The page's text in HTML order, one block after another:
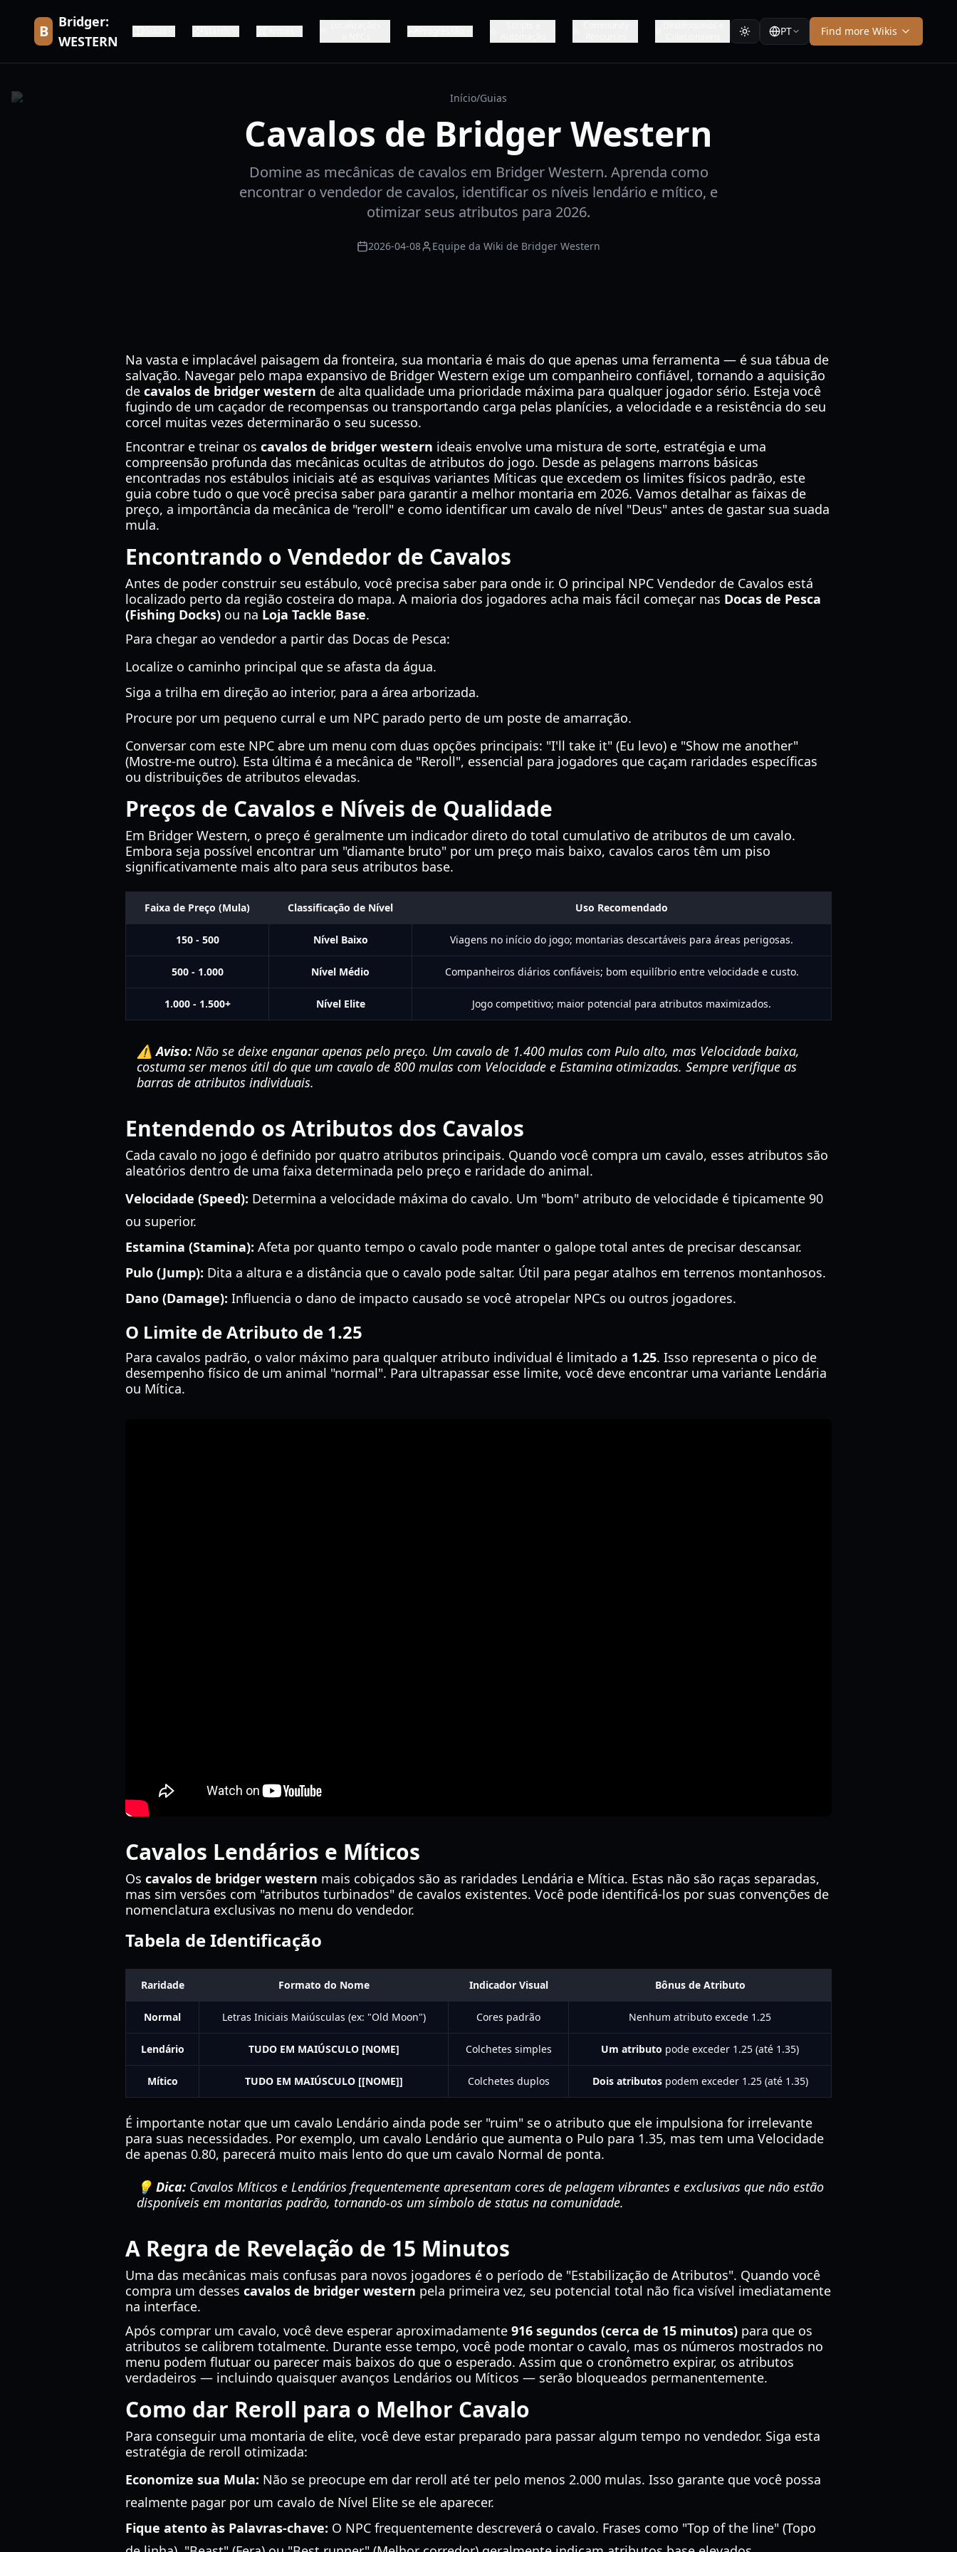
B
Bridger:
WESTERN
PT Find more Wikis
Início/Guias
Cavalos de Bridger Western
Domine as mecânicas de cavalos em Bridger Western. Aprenda como
encontrar o vendedor de cavalos, identificar os níveis lendário e mítico, e
otimizar seus atributos para 2026.
2026-04-08 Equipe da Wiki de Bridger Western
Na vasta e implacável paisagem da fronteira, sua montaria é mais do que apenas uma ferramenta — é sua tábua de
salvação. Navegar pelo mapa expansivo de Bridger Western exige um companheiro confiável, tornando a aquisição
de cavalos de bridger western de alta qualidade uma prioridade máxima para qualquer jogador sério. Esteja você
fugindo de um caçador de recompensas ou transportando carga pelas planícies, a velocidade e a resistência do seu
corcel muitas vezes determinarão o seu sucesso.
Encontrar e treinar os cavalos de bridger western ideais envolve uma mistura de sorte, estratégia e uma
compreensão profunda das mecânicas ocultas de atributos do jogo. Desde as pelagens marrons básicas
encontradas nos estábulos iniciais até as esquivas variantes Míticas que excedem os limites físicos padrão, este
guia cobre tudo o que você precisa saber para garantir a melhor montaria em 2026. Vamos detalhar as faixas de
preço, a importância da mecânica de "reroll" e como identificar um cavalo de nível "Deus" antes de gastar sua suada
mula.
Encontrando o Vendedor de Cavalos
Antes de poder construir seu estábulo, você precisa saber para onde ir. O principal NPC Vendedor de Cavalos está
localizado perto da região costeira do mapa. A maioria dos jogadores acha mais fácil começar nas Docas de Pesca
(Fishing Docks) ou na Loja Tackle Base.
Para chegar ao vendedor a partir das Docas de Pesca:
Localize o caminho principal que se afasta da água.
Siga a trilha em direção ao interior, para a área arborizada.
Procure por um pequeno curral e um NPC parado perto de um poste de amarração.
Conversar com este NPC abre um menu com duas opções principais: "I'll take it" (Eu levo) e "Show me another"
(Mostre-me outro). Esta última é a mecânica de "Reroll", essencial para jogadores que caçam raridades específicas
ou distribuições de atributos elevadas.
Preços de Cavalos e Níveis de Qualidade
Em Bridger Western, o preço é geralmente um indicador direto do total cumulativo de atributos de um cavalo.
Embora seja possível encontrar um "diamante bruto" por um preço mais baixo, cavalos caros têm um piso
significativamente mais alto para seus atributos base.
Faixa de Preço (Mula) Classificação de Nível Uso Recomendado
150 - 500 Nível Baixo Viagens no início do jogo; montarias descartáveis para áreas perigosas.
500 - 1.000 Nível Médio Companheiros diários confiáveis; bom equilíbrio entre velocidade e custo.
1.000 - 1.500+ Nível Elite Jogo competitivo; maior potencial para atributos maximizados.
⚠️ Aviso: Não se deixe enganar apenas pelo preço. Um cavalo de 1.400 mulas com Pulo alto, mas Velocidade baixa,
costuma ser menos útil do que um cavalo de 800 mulas com Velocidade e Estamina otimizadas. Sempre verifique as
barras de atributos individuais.
Entendendo os Atributos dos Cavalos
Cada cavalo no jogo é definido por quatro atributos principais. Quando você compra um cavalo, esses atributos são
aleatórios dentro de uma faixa determinada pelo preço e raridade do animal.
Velocidade (Speed): Determina a velocidade máxima do cavalo. Um "bom" atributo de velocidade é tipicamente 90
ou superior.
Estamina (Stamina): Afeta por quanto tempo o cavalo pode manter o galope total antes de precisar descansar.
Pulo (Jump): Dita a altura e a distância que o cavalo pode saltar. Útil para pegar atalhos em terrenos montanhosos.
Dano (Damage): Influencia o dano de impacto causado se você atropelar NPCs ou outros jogadores.
O Limite de Atributo de 1.25
Para cavalos padrão, o valor máximo para qualquer atributo individual é limitado a 1.25. Isso representa o pico de
desempenho físico de um animal "normal". Para ultrapassar esse limite, você deve encontrar uma variante Lendária
ou Mítica.
Cavalos Lendários e Míticos
Os cavalos de bridger western mais cobiçados são as raridades Lendária e Mítica. Estas não são raças separadas,
mas sim versões com "atributos turbinados" de cavalos existentes. Você pode identificá-los por suas convenções de
nomenclatura exclusivas no menu do vendedor.
Tabela de Identificação
Raridade Formato do Nome Indicador Visual Bônus de Atributo
Normal Letras Iniciais Maiúsculas (ex: "Old Moon") Cores padrão Nenhum atributo excede 1.25
Lendário TUDO EM MAIÚSCULO [NOME] Colchetes simples Um atributo pode exceder 1.25 (até 1.35)
Mítico TUDO EM MAIÚSCULO [[NOME]] Colchetes duplos Dois atributospodem exceder 1.25 (até 1.35)
É importante notar que um cavalo Lendário ainda pode ser "ruim" se o atributo que ele impulsiona for irrelevante
para suas necessidades. Por exemplo, um cavalo Lendário que aumenta o Pulo para 1.35, mas tem uma Velocidade
de apenas 0.80, parecerá muito mais lento do que um cavalo Normal de ponta.
💡 Dica: Cavalos Míticos e Lendários frequentemente apresentam cores de pelagem vibrantes e exclusivas que não estão
disponíveis em montarias padrão, tornando-os um símbolo de status na comunidade.
A Regra de Revelação de 15 Minutos
Uma das mecânicas mais confusas para novos jogadores é o período de "Estabilização de Atributos". Quando você
compra um desses cavalos de bridger western pela primeira vez, seu potencial total não fica visível imediatamente
na interface.
Após comprar um cavalo, você deve esperar aproximadamente 916 segundos (cerca de 15 minutos) para que os
atributos se calibrem totalmente. Durante esse tempo, você pode montar o cavalo, mas os números mostrados no
menu podem flutuar ou parecer mais baixos do que o esperado. Assim que o cronômetro expirar, os atributos
verdadeiros — incluindo quaisquer avanços Lendários ou Míticos — serão bloqueados permanentemente.
Como dar Reroll para o Melhor Cavalo
Para conseguir uma montaria de elite, você deve estar preparado para passar algum tempo no vendedor. Siga esta
estratégia de reroll otimizada:
Economize sua Mula: Não se preocupe em dar reroll até ter pelo menos 2.000 mulas. Isso garante que você possa
realmente pagar por um cavalo de Nível Elite se ele aparecer.
Fique atento às Palavras-chave: O NPC frequentemente descreverá o cavalo. Frases como "Top of the line" (Topo